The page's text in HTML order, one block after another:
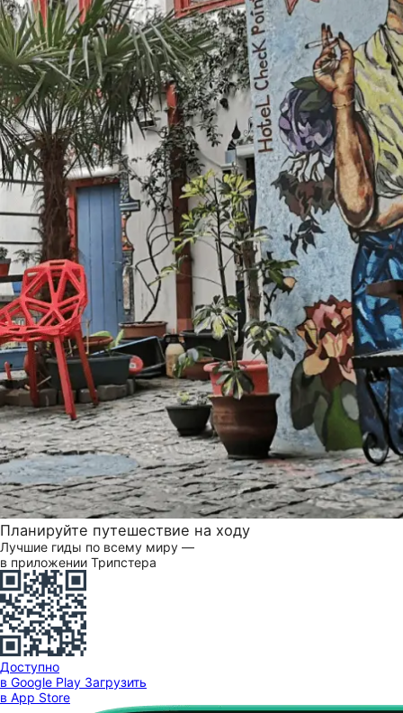
Планируйте путешествие на ходу
Лучшие гиды по всему миру —
в приложении Трипстера
Доступно
в Google Play Загрузить
в App Store